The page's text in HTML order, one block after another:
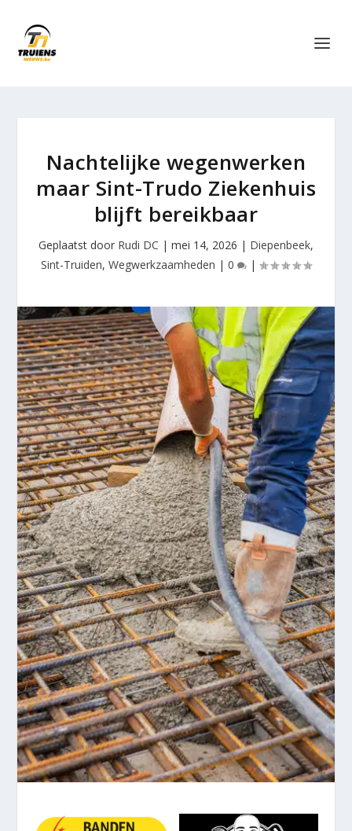
Nachtelijke wegenwerken
maar Sint-Trudo Ziekenhuis
blijft bereikbaar
Geplaatst door Rudi DC | mei 14, 2026 | Diepenbeek,
Sint-Truiden, Wegwerkzaamheden | 0 |